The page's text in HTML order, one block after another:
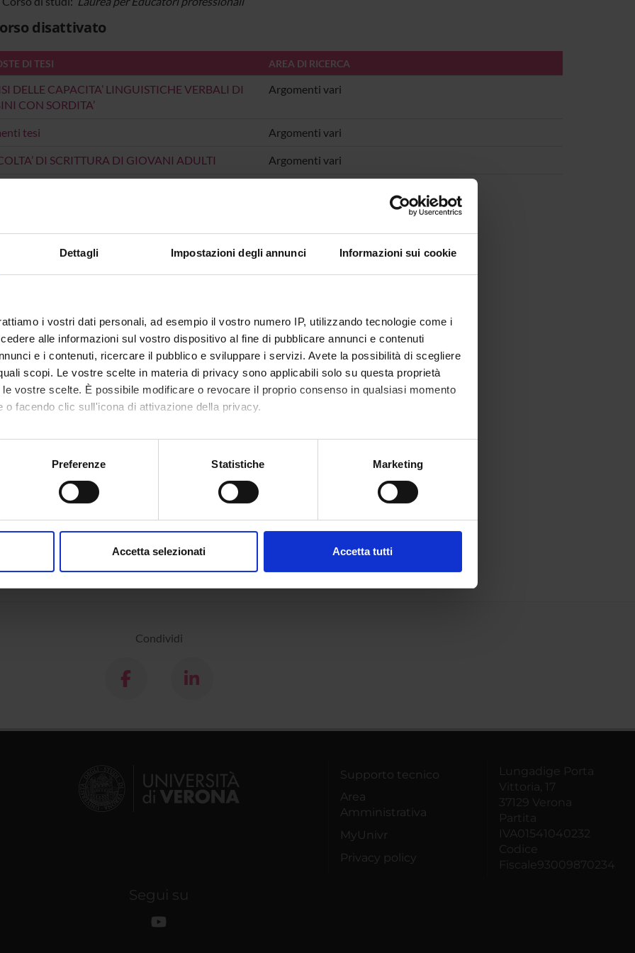
Dettagli Impostazioni degli annunci Informazioni sui cookie
i vostri dati personali, ad esempio il vostro numero IP, utilizzando tecnologie come i
alle informazioni sul vostro dispositivo al fine di pubblicare annunci e contenuti
e i contenuti, ricercare il pubblico e sviluppare i servizi. Avete la possibilità di scegliere
scopi. Le vostre scelte in materia di privacy sono applicabili solo su questa proprietà
vostre scelte. È possibile modificare o revocare il proprio consenso in qualsiasi momento
o facendo clic sull'icona di attivazione della privacy.
anche:
sulla tua posizione geografica, con un'approssimazione di qualche metro,
in qualsiasi momento dalla Dichiarazione sui cookie.
Preferenze Statistiche Marketing
Accetta selezionati Accetta tutti
disattivato
DI TESI AREA DI RICERCA
DELLE CAPACITA’ LINGUISTICHE VERBALI DI
CON SORDITA’
Argomenti vari
tesi Argomenti vari
DI SCRITTURA DI GIOVANI ADULTI Argomenti vari
Condividi
Supporto tecnico
Area
Amministrativa
MyUnivr
Privacy policy
Lungadige Porta
Vittoria, 17
37129 Verona
Partita
IVA01541040232
Codice
Fiscale93009870234
Segui su